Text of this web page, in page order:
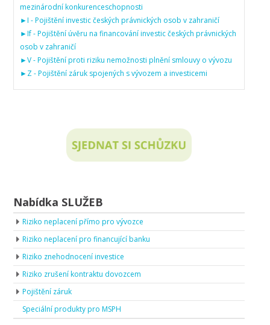
mezinárodní konkurenceschopnosti
►I -Pojištění investic českých právnických osob v zahraničí
►If-Pojištění úvěru na financování investic českých právnických
osob v zahraničí
►V-Pojištění proti riziku nemožnosti plnění smlouvy o vývozu
►Z-Pojištění záruk spojených s vývozem a investicemi
Nabídka SLUŽEB
Riziko neplacení přímo pro vývozce
Riziko neplacení pro financující banku
Riziko znehodnocení investice
Riziko zrušení kontraktu dovozcem
Pojištění záruk
Speciální produkty pro MSPH